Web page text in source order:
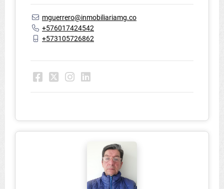
mguerrero@inmobiliariamg.co
+576017424542
+573105726862